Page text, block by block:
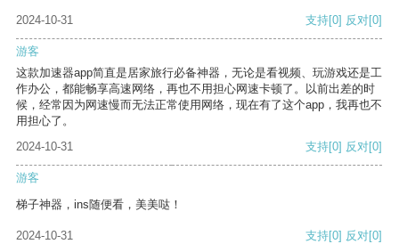
2024-10-31 支持[0] 反对[0]
游客
这款加速器app简直是居家旅行必备神器，无论是看视频、玩游戏还是工
作办公，都能畅享高速网络，再也不用担心网速卡顿了。以前出差的时
候，经常因为网速慢而无法正常使用网络，现在有了这个app，我再也不
用担心了。
2024-10-31
支持[0] 反对[0]
游客
梯子神器，ins随便看，美美哒！
2024-10-31 支持[0] 反对[0]